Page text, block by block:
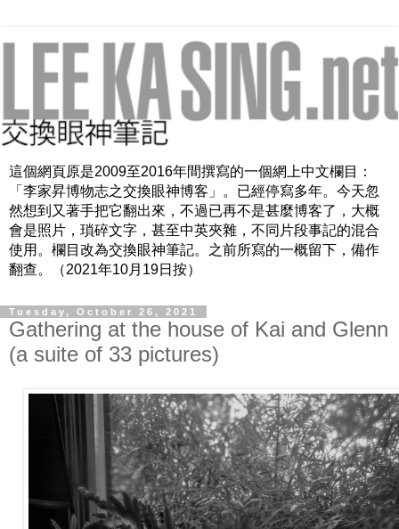
這個網頁原是2009至2016年間撰寫的一個網上中文欄目：
「李家昇博物志之交換眼神博客」。已經停寫多年。今天忽
然想到又著手把它翻出來，不過已再不是甚麼博客了，大概
會是照片，瑣碎文字，甚至中英夾雜，不同片段事記的混合
使用。欄目改為交換眼神筆記。之前所寫的一概留下，備作
翻查。（2021年10月19日按）
Tuesday, October 26, 2021
Gathering at the house of Kai and Glenn
(a suite of 33 pictures)